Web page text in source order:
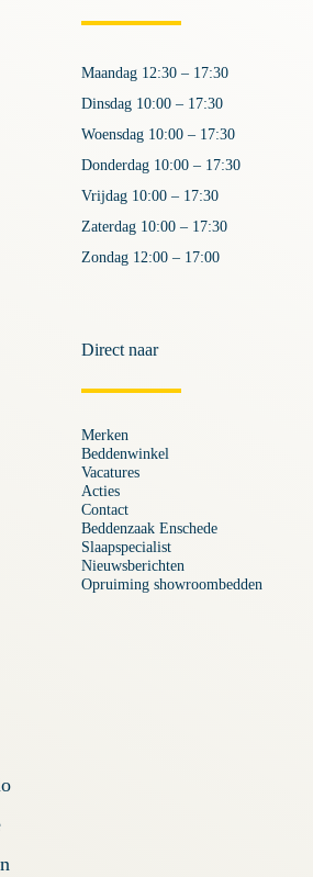
Maandag 12:30 – 17:30
Dinsdag 10:00 – 17:30
Woensdag 10:00 – 17:30
Donderdag 10:00 – 17:30
Vrijdag 10:00 – 17:30
Zaterdag 10:00 – 17:30
Zondag 12:00 – 17:00
Direct naar
Merken
Beddenwinkel
Vacatures
Acties
Contact
Beddenzaak Enschede
Slaapspecialist
Nieuwsberichten
Opruiming showroombedden